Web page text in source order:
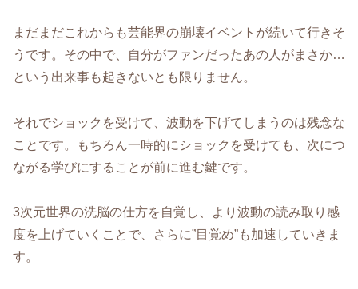
まだまだこれからも芸能界の崩壊イベントが続いて行きそ
うです。その中で、自分がファンだったあの人がまさか…
という出来事も起きないとも限りません。
それでショックを受けて、波動を下げてしまうのは残念な
ことです。もちろん一時的にショックを受けても、次につ
ながる学びにすることが前に進む鍵です。
3次元世界の洗脳の仕方を自覚し、より波動の読み取り感
度を上げていくことで、さらに”目覚め”も加速していきま
す。